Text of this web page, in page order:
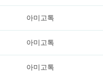
아미고톡
아미고톡
아미고톡